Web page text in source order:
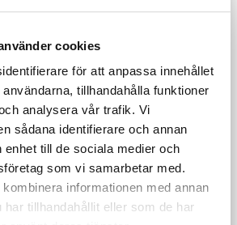
cookies
för att anpassa innehållet
tillhandahålla funktioner
analysera vår trafik. Vi
sådana identifierare och annan
enhet till de sociala medier och
som vi samarbetar med.
informationen med annan
har tillhandahållit eller som de har
tjock pannkaka med till